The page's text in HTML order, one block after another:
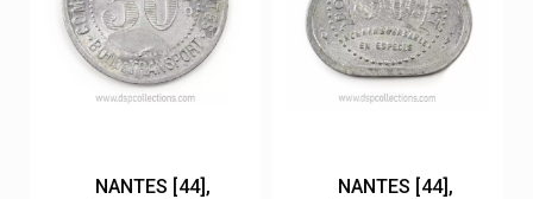
NANTES [44],
NANTES [44],